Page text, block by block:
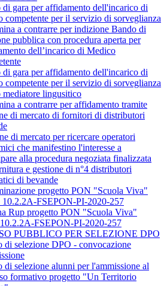
di gara per affidamento dell'incarico di
competente per il servizio di sorveglianza
a contrarre per indizione Bando di
pubblica con procedura aperta per
dell’incarico di Medico
di gara per affidamento dell'incarico di
competente per il servizio di sorveglianza
mediatore lingusitico
a contrarre per affidamento tramite
di mercato di fornitori di distributori
di mercato per ricercare operatori
che manifestino l'interesse a
alla procedura negoziata finalizzata
e gestione di n°4 distributori
di bevande
progetto PON "Scuola Viva"
10.2.2A-FSEPON-PI-2020-257
Rup progetto PON "Scuola Viva"
FSEPON-PI-2020-257
PUBBLICO PER SELEZIONE DPO
di selezione DPO - convocazione
di selezione alunni per l'ammissione al
formativo progetto "Un Territorio